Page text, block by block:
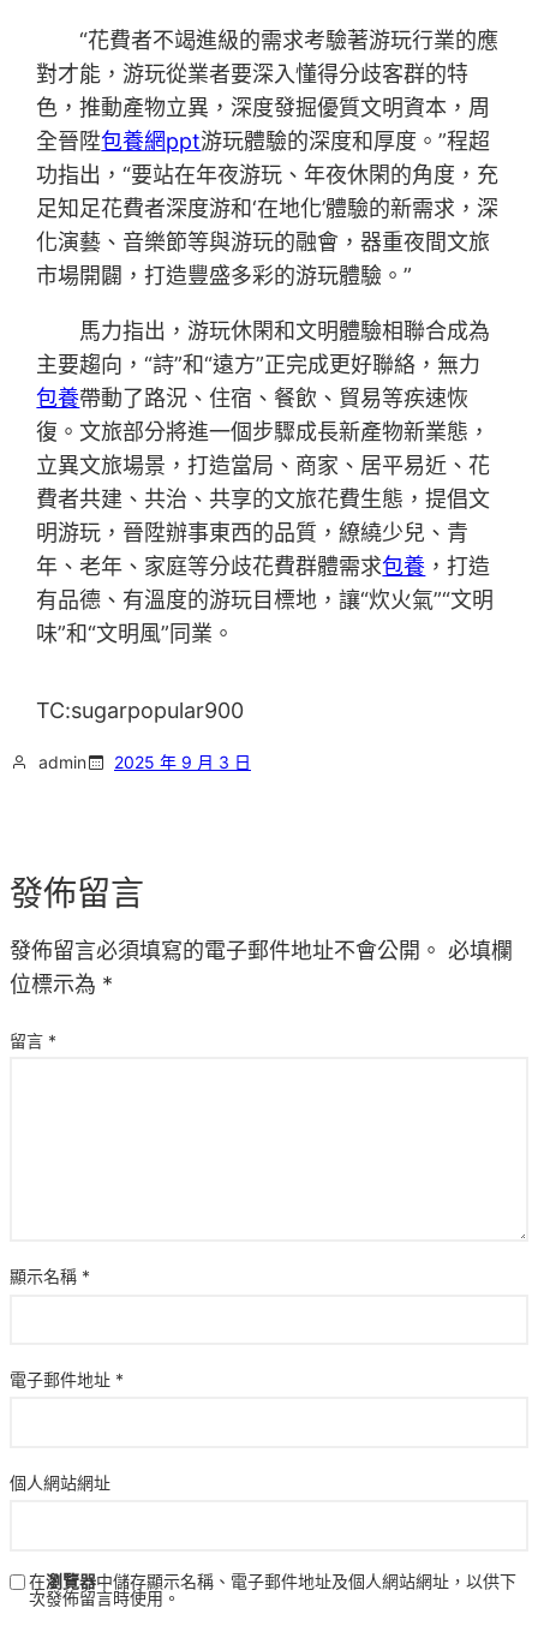
“花費者不竭進級的需求考驗著游玩行業的應
對才能，游玩從業者要深入懂得分歧客群的特
色，推動產物立異，深度發掘優質文明資本，周
全晉陞包養網ppt游玩體驗的深度和厚度。”程超
功指出，“要站在年夜游玩、年夜休閑的角度，充
足知足花費者深度游和‘在地化’體驗的新需求，深
化演藝、音樂節等與游玩的融會，器重夜間文旅
市場開闢，打造豐盛多彩的游玩體驗。”
馬力指出，游玩休閑和文明體驗相聯合成為
主要趨向，“詩”和“遠方”正完成更好聯絡，無力
包養帶動了路況、住宿、餐飲、貿易等疾速恢
復。文旅部分將進一個步驟成長新產物新業態，
立異文旅場景，打造當局、商家、居平易近、花
費者共建、共治、共享的文旅花費生態，提倡文
明游玩，晉陞辦事東西的品質，繚繞少兒、青
年、老年、家庭等分歧花費群體需求包養 ，打造
有品德、有溫度的游玩目標地，讓“炊火氣”“文明
味”和“文明風”同業。
TC:sugarpopular900
admin 2025 年 9 月 3 日
發佈留言
發佈留言必須填寫的電子郵件地址不會公開。 必填欄
位標示為 *
留言 *
顯示名稱 *
電子郵件地址 *
個人網站網址
在瀏覽器中儲存顯示名稱、電子郵件地址及個人網站網址，以供下
次發佈留言時使用。